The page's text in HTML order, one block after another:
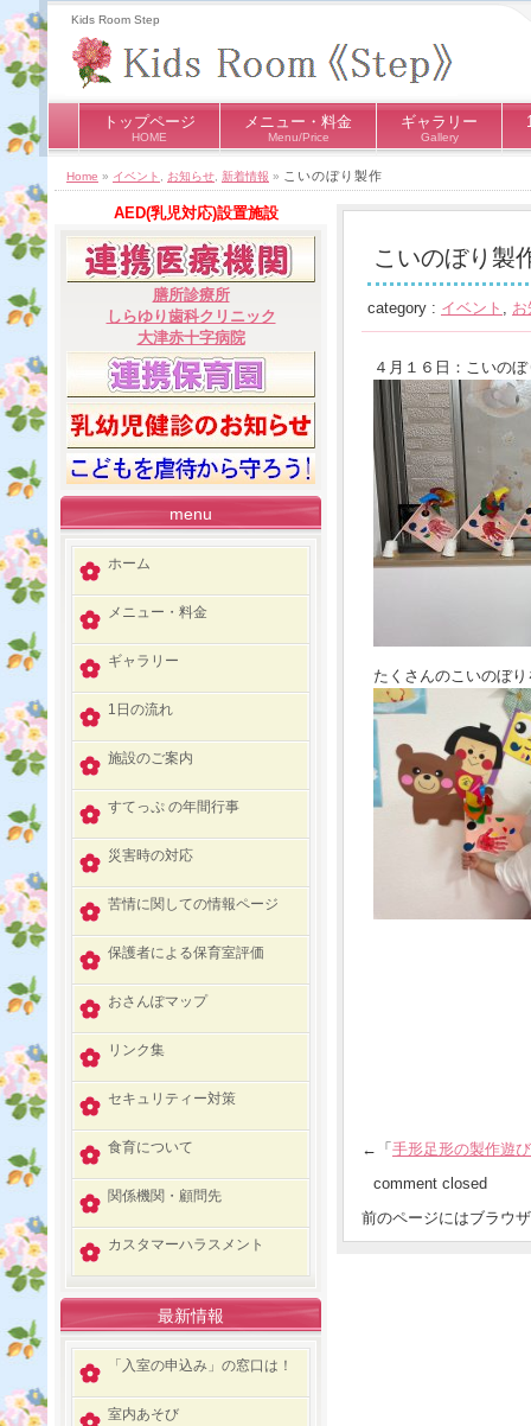
Kids Room Step
トップページ
HOME
メニュー・料金
Menu/Price
ギャラリー
Gallery
Home » イベント お知らせ 新着情報 » こいのぼり製作
こいのぼり製
category : イベント ,
４月１６日：こいの
たくさんのこいのぼ
←「 手形足形の製作遊び
comment closed
前のページにはブラウ
AED(乳児対応)設置施設
膳所診療所
しらゆり歯科クリニック
大津赤十字病院
menu
ホーム
メニュー・料金
ギャラリー
1日の流れ
施設のご案内
すてっぷ の年間行事
災害時の対応
苦情に関しての情報ページ
保護者による保育室評価
おさんぽマップ
リンク集
セキュリティー対策
食育について
関係機関・顧問先
カスタマーハラスメント
最新情報
「入室の申込み」の窓口は！
室内あそび